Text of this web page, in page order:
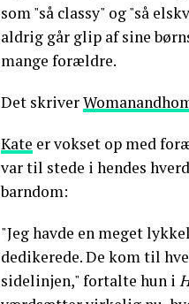
som "så classy" og "så
aldrig går glip af sine
mange forældre.
Det skriver
Kate er vokset op med
var til stede i hendes
barndom:
"Jeg havde en meget
dedikerede. De kom til
sidelinjen," fortalte hun i